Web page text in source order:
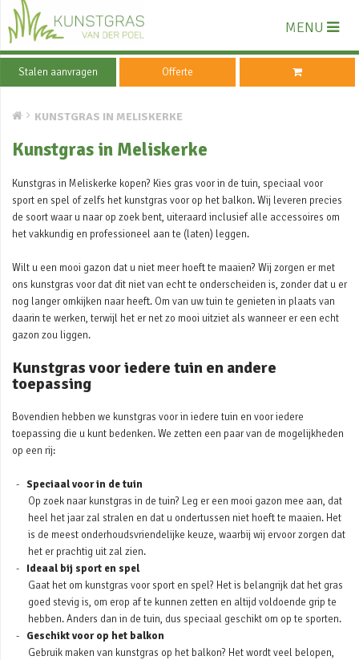
MENU
Stalen aanvragen Offerte
KUNSTGRAS IN MELISKERKE
Kunstgras in Meliskerke
Kunstgras in Meliskerke kopen? Kies gras voor in de tuin, speciaal voor
sport en spel of zelfs het kunstgras voor op het balkon. Wij leveren precies
de soort waar u naar op zoek bent, uiteraard inclusief alle accessoires om
het vakkundig en professioneel aan te (laten) leggen.
Wilt u een mooi gazon dat u niet meer hoeft te maaien? Wij zorgen er met
ons kunstgras voor dat dit niet van echt te onderscheiden is, zonder dat u er
nog langer omkijken naar heeft. Om van uw tuin te genieten in plaats van
daarin te werken, terwijl het er net zo mooi uitziet als wanneer er een echt
gazon zou liggen.
Kunstgras voor iedere tuin en andere
toepassing
Bovendien hebben we kunstgras voor in iedere tuin en voor iedere
toepassing die u kunt bedenken. We zetten een paar van de mogelijkheden
op een rij:
Speciaal voor in de tuin
Op zoek naar kunstgras in de tuin? Leg er een mooi gazon mee aan, dat
heel het jaar zal stralen en dat u ondertussen niet hoeft te maaien. Het
is de meest onderhoudsvriendelijke keuze, waarbij wij ervoor zorgen dat
het er prachtig uit zal zien.
Ideaal bij sport en spel
Gaat het om kunstgras voor sport en spel? Het is belangrijk dat het gras
goed stevig is, om erop af te kunnen zetten en altijd voldoende grip te
hebben. Anders dan in de tuin, dus speciaal geschikt om op te sporten.
Geschikt voor op het balkon
Gebruik maken van kunstgras op het balkon? Het wordt veel belopen,